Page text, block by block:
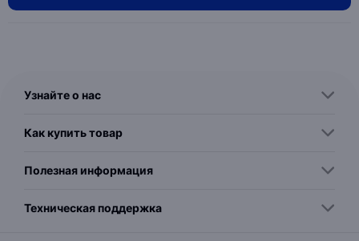
Узнайте о нас
Как купить товар
Полезная информация
Техническая поддержка